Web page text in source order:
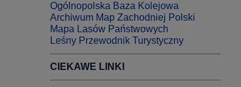
Ogólnopolska Baza Kolejowa
Archiwum Map Zachodniej Polski
Mapa Lasów Państwowych
Leśny Przewodnik Turystyczny
CIEKAWE LINKI